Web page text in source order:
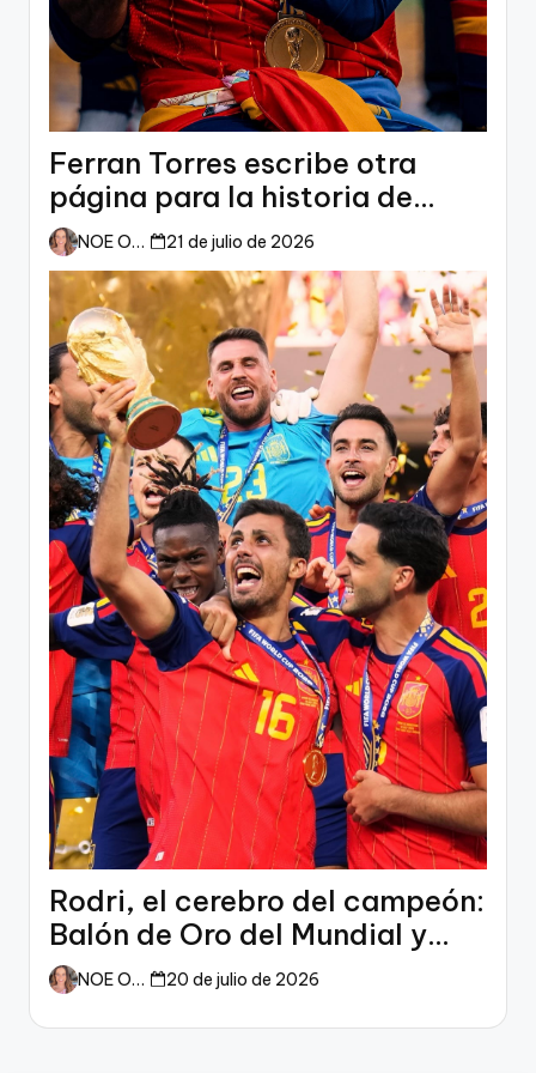
Ferran Torres escribe otra
página para la historia de
España
NOE ORTIZ 21 de julio de 2026
Rodri, el cerebro del campeón:
Balón de Oro del Mundial y
dueño del fútbol
NOE ORTIZ 20 de julio de 2026